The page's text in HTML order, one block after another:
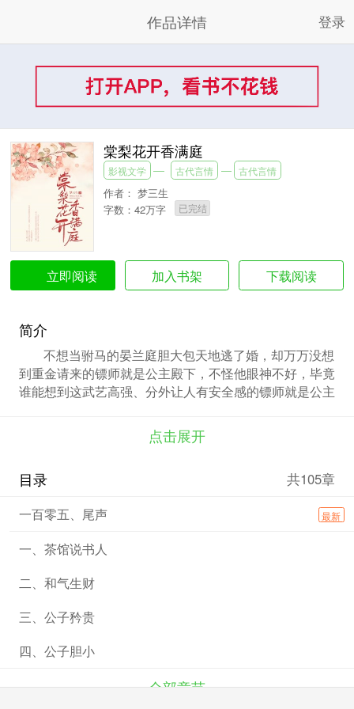
作品详情 登录
棠梨花开香满庭
影视文学 古代言情 古代言情
作者： 梦三生
字数：42万字
已完结
立即阅读 加入书架 下载阅读
简介
不想当驸马的晏兰庭胆大包天地逃了婚，却万万没想
到重金请来的镖师就是公主殿下，不怪他眼神不好，毕竟
谁能想到这武艺高强、分外让人有安全感的镖师就是公主
点击展开
目录 共105章
一百零五、尾声 最新
一、茶馆说书人
二、和气生财
三、公子矜贵
四、公子胆小
全部章节